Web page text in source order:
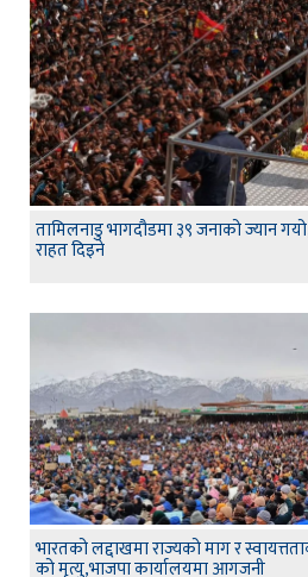
तामिलनाडु भागदौडमा ३९ जनाको ज्यान
राहत दिइने
भारतको लद्दाखमा राज्यको माग र
को मृत्यु,भाजपा कार्यालयमा आगजनी